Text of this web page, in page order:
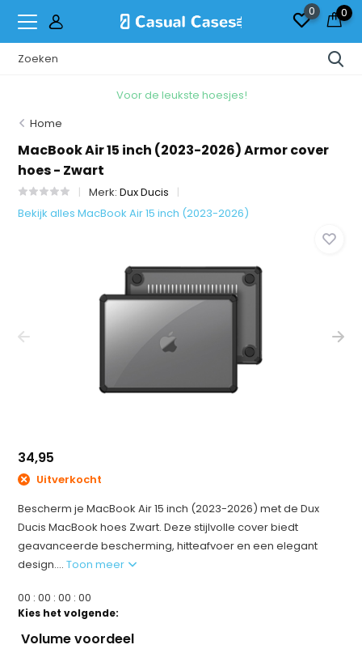
0 0
Voor de leukste hoesjes!
Home
MacBook Air 15 inch (2023-2026) Armor cover
hoes - Zwart
Merk:Dux Ducis
Bekijk alles MacBook Air 15 inch (2023-2026)
34,95
Uitverkocht
Bescherm je MacBook Air 15 inch (2023-2026) met de Dux
Ducis MacBook hoes Zwart. Deze stijlvolle cover biedt
geavanceerde bescherming, hitteafvoer en een elegant
design....Toon meer
00 :00 :00 :00
Kies het volgende:
Volume voordeel